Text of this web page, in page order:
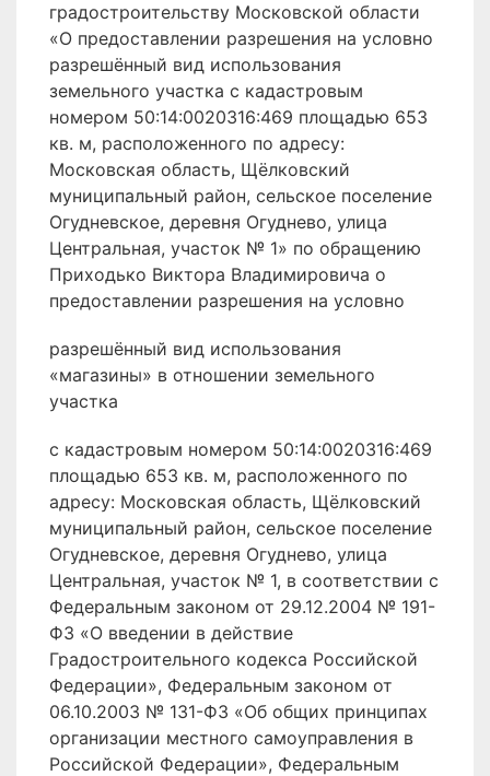
градостроительству Московской области
«О предоставлении разрешения на условно
разрешённый вид использования
земельного участка с кадастровым
номером 50:14:0020316:469 площадью 653
кв. м, расположенного по адресу:
Московская область, Щёлковский
муниципальный район, сельское поселение
Огудневское, деревня Огуднево, улица
Центральная, участок № 1» по обращению
Приходько Виктора Владимировича о
предоставлении разрешения на условно
разрешённый вид использования
«магазины» в отношении земельного
участка
с кадастровым номером 50:14:0020316:469
площадью 653 кв. м, расположенного по
адресу: Московская область, Щёлковский
муниципальный район, сельское поселение
Огудневское, деревня Огуднево, улица
Центральная, участок № 1, в соответствии с
Федеральным законом от 29.12.2004 № 191-
ФЗ «О введении в действие
Градостроительного кодекса Российской
Федерации», Федеральным законом от
06.10.2003 № 131-ФЗ «Об общих принципах
организации местного самоуправления в
Российской Федерации», Федеральным